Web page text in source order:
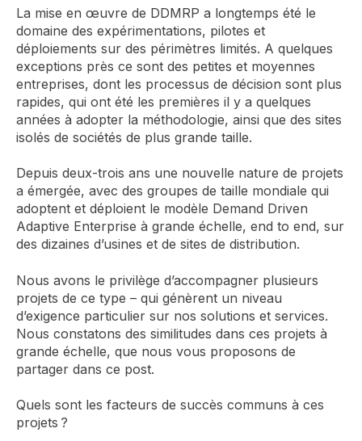
La mise en œuvre de DDMRP a longtemps été le
domaine des expérimentations, pilotes et
déploiements sur des périmètres limités. A quelques
exceptions près ce sont des petites et moyennes
entreprises, dont les processus de décision sont plus
rapides, qui ont été les premières il y a quelques
années à adopter la méthodologie, ainsi que des sites
isolés de sociétés de plus grande taille.
Depuis deux-trois ans une nouvelle nature de projets
a émergée, avec des groupes de taille mondiale qui
adoptent et déploient le modèle Demand Driven
Adaptive Enterprise à grande échelle, end to end, sur
des dizaines d’usines et de sites de distribution.
Nous avons le privilège d’accompagner plusieurs
projets de ce type – qui génèrent un niveau
d’exigence particulier sur nos solutions et services.
Nous constatons des similitudes dans ces projets à
grande échelle, que nous vous proposons de
partager dans ce post.
Quels sont les facteurs de succès communs à ces
projets ?